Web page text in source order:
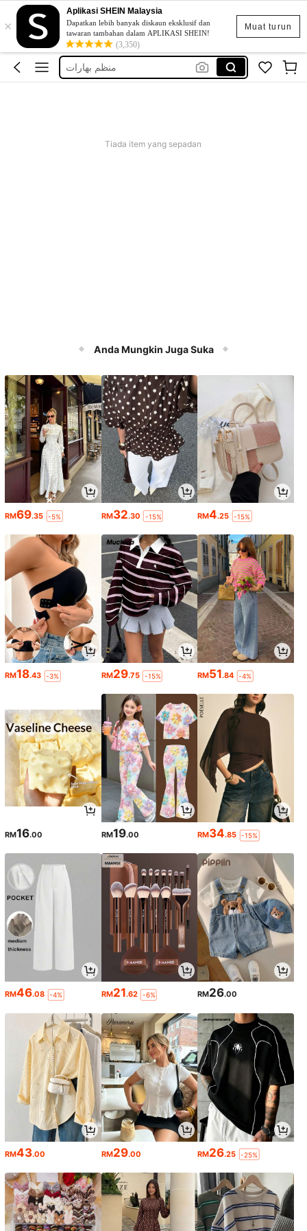
Muat turun
×
Aplikasi SHEIN Malaysia
Dapatkan lebih banyak diskaun eksklusif dan
tawaran tambahan dalam APLIKASI SHEIN!
(3,350)
pepper stand
ارفف بهارات
منظم بهارات
Tiada item yang sepadan
Anda Mungkin Juga Suka
RM69.35 -5% RM32.30 -15% RM4.25 -15%
RM18.43 -3% RM29.75 -15% RM51.84 -4%
RM16.00 RM19.00 RM34.85 -15%
RM46.08 -4% RM21.62 -6% RM26.00
RM43.00 RM29.00 RM26.25 -25%